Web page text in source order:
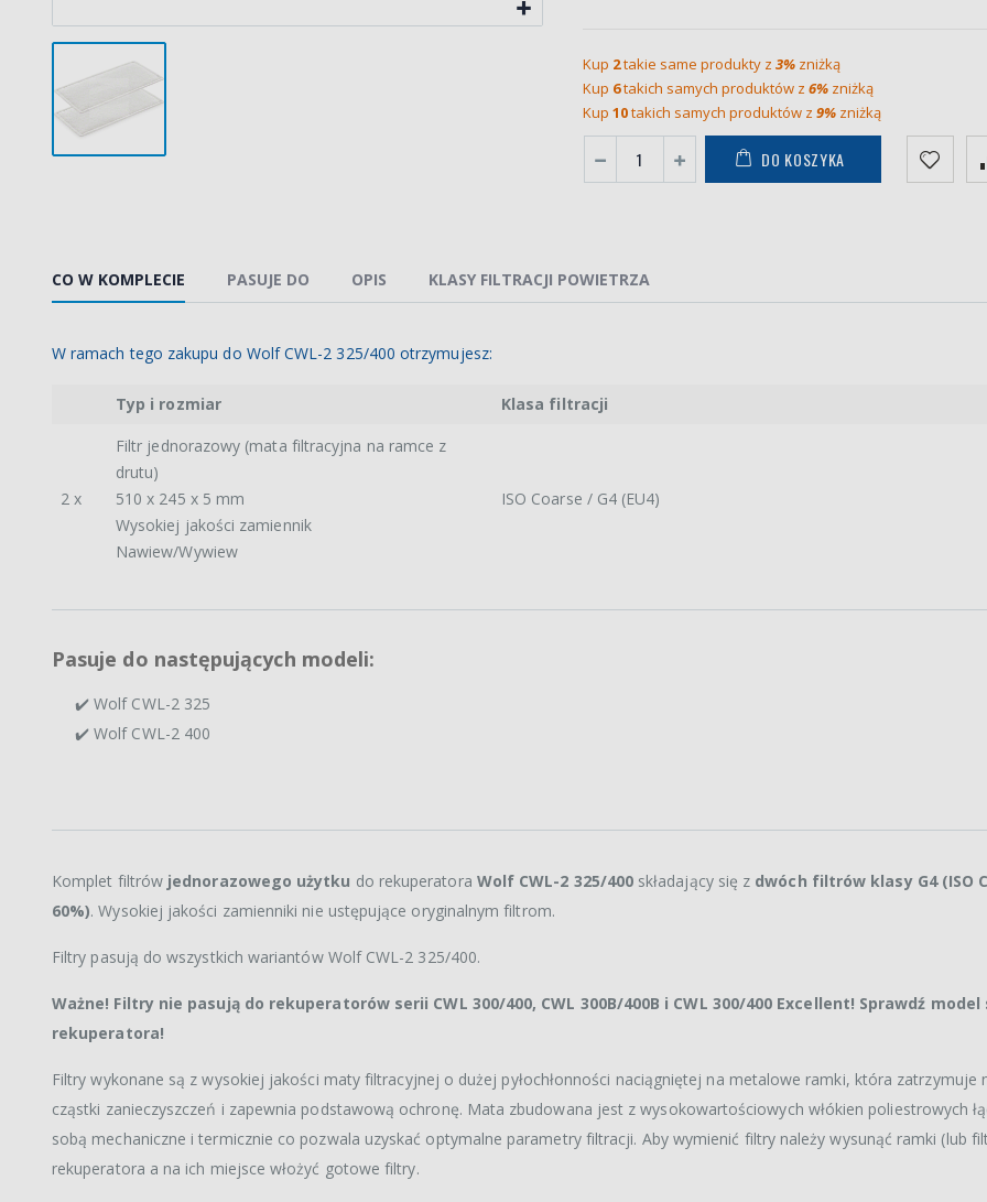
Kup 2takie same produkty z 3%zniżką
Kup 6takich samych produktów z 6%zniżką
Kup 10takich samych produktów z 9%zniżką
DO KOSZYKA
CO W KOMPLECIE PASUJE DO OPIS KLASY FILTRACJI POWIETRZA
W ramach tego zakupu do Wolf CWL-2 325/400 otrzymujesz:
Typ i rozmiar Klasa filtracji
2 x
Filtr jednorazowy (mata filtracyjna na ramce z
drutu)
510 x 245 x 5 mm
Wysokiej jakości zamiennik
Nawiew/Wywiew
ISO Coarse / G4 (EU4)
Pasuje do następujących modeli:
✔️ Wolf CWL-2 325
✔️ Wolf CWL-2 400
Komplet filtrów jednorazowego użytku do rekuperatora Wolf CWL-2 325/400 składający się z dwóch filtrów klasy G4 (ISO
60%). Wysokiej jakości zamienniki nie ustępujące oryginalnym filtrom.
Filtry pasują do wszystkich wariantów Wolf CWL-2 325/400.
Ważne! Filtry nie pasują do rekuperatorów serii CWL 300/400, CWL 300B/400B i CWL 300/400 Excellent! Sprawdź
rekuperatora!
Filtry wykonane są z wysokiej jakości maty filtracyjnej o dużej pyłochłonności naciągniętej na metalowe ramki, która zatrzymuje
cząstki zanieczyszczeń i zapewnia podstawową ochronę. Mata zbudowana jest z wysokowartościowych włókien poliestrowych
sobą mechaniczne i termicznie co pozwala uzyskać optymalne parametry filtracji. Aby wymienić filtry należy wysunąć ramki (lub
rekuperatora a na ich miejsce włożyć gotowe filtry.